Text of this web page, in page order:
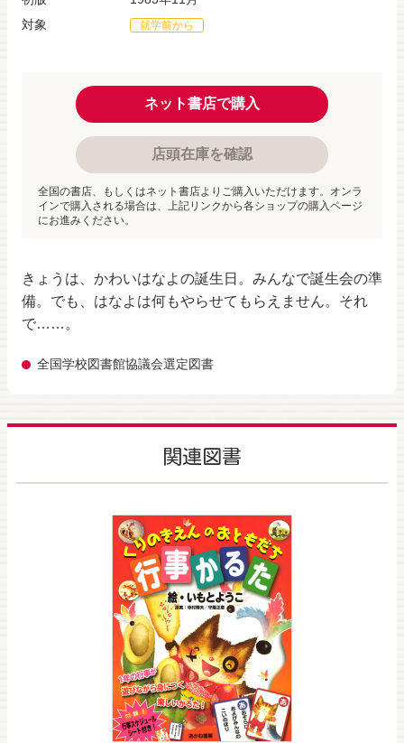
きょうは、かわいはなよの誕生日。みんなで誕生会の準
備。でも、はなよは何もやらせてもらえません。それ
で……。
全国学校図書館協議会選定図書
対象
就学前から
ネット書店で購入
店頭在庫を確認
全国の書店、もしくはネット書店よりご購入いただけます。オンラ
インで購入される場合は、上記リンクから各ショップの購入ページ
にお進みください。
関連図書